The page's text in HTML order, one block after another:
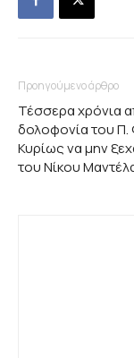
Προηγούμενο άρθρο
Τέσσερα χρόνια
δολοφονία του
Κυρίως να μην
του Νίκου